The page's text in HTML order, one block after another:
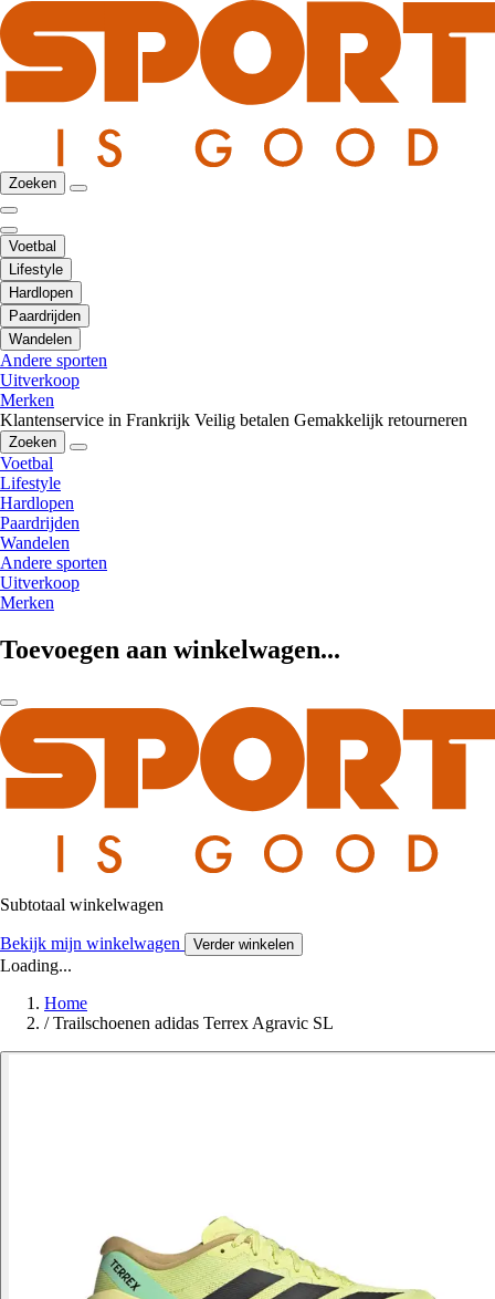
Zoeken
Voetbal
Lifestyle
Hardlopen
Paardrijden
Wandelen
Andere sporten
Uitverkoop
Merken
Klantenservice in Frankrijk Veilig betalen Gemakkelijk retourneren
Zoeken
Voetbal
Lifestyle
Hardlopen
Paardrijden
Wandelen
Andere sporten
Uitverkoop
Merken
Toevoegen aan winkelwagen...
Subtotaal winkelwagen
Bekijk mijn winkelwagen Verder winkelen
Loading...
Home
/ Trailschoenen adidas Terrex Agravic SL